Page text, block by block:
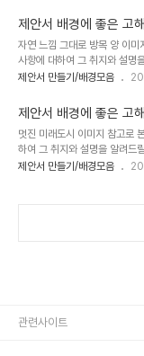
☆ ▣..
되는 요소가 있었습니다. 이에
이미지"라는 시리즈 제목으로
째 글 "제안서 배경에 좋은 고
혀 놓았습니다. 어떤 내용인지
은 그리 길지 않습니다. ^^
안서 배경에..
제안서 배경에 좋은 고
자연 느낌 그대로 방목 양 이
사항에 대하여 그 취지와 설명
언을 추가합니다. 처음 제안서
고민되는 요소가 있었습니다.
좋은 이미지"라는 시리즈 제목
첫번째 글 "제안서 배경에 좋
을 밝혀 놓았습니다. 어떤 내용
내용은 그리 길지 않습니다.
제안서 만들기/배경모음
제안서 배경에 좋은 고
멋진 미래도시 이미지 참고로
하여 그 취지와 설명을 알려드
합니다. 처음 제안서와 관련한
"제안서 배경에 좋은 고해상도
제안서 만들기/배경모음
관련사이트